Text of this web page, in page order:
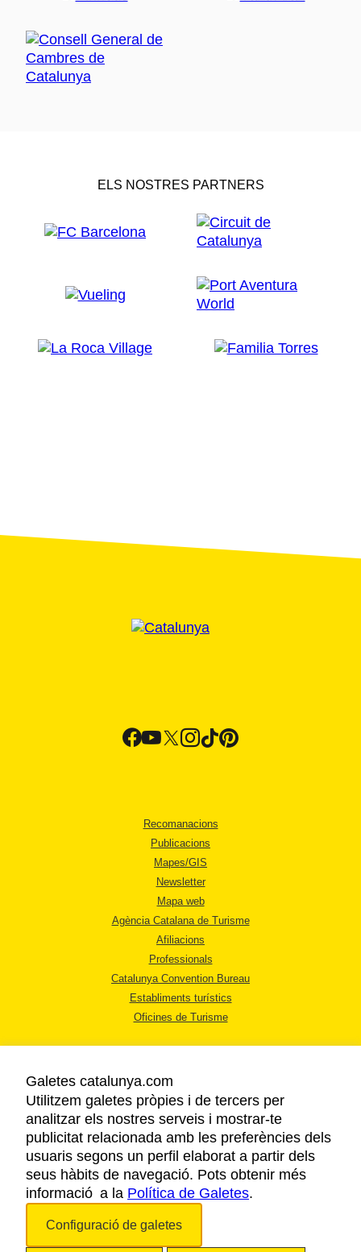
ELS NOSTRES PARTNERS
Recomanacions
Publicacions
Mapes/GIS
Newsletter
Mapa web
Agència Catalana de Turisme
Afiliacions
Professionals
Catalunya Convention Bureau
Establiments turístics
Oficines de Turisme
AVÍS LEGAL
POLÍTICA DE PRIVACITAT
COOKIES
ACCESSIBILITAT
Galetes catalunya.com
Utilitzem galetes pròpies i de tercers per
analitzar els nostres serveis i mostrar-te
publicitat relacionada amb les preferències dels
usuaris segons un perfil elaborat a partir dels
seus hàbits de navegació. Pots obtenir més
informació a la Política de Galetes.
Configuració de galetes